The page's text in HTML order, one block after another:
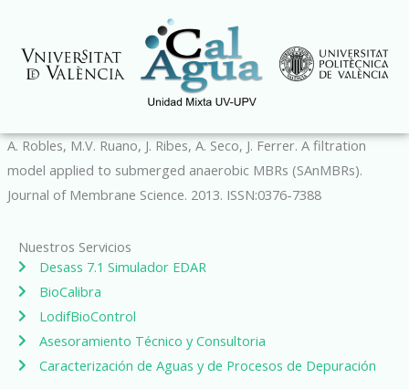
contenido
A. Robles, M.V. Ruano, J. Ribes, A. Seco, J. Ferrer. A filtration
model applied to submerged anaerobic MBRs (SAnMBRs).
Journal of Membrane Science. 2013. ISSN:0376-7388
Nuestros Servicios
Desass 7.1 Simulador EDAR
BioCalibra
LodifBioControl
Asesoramiento Técnico y Consultoria
Caracterización de Aguas y de Procesos de Depuración